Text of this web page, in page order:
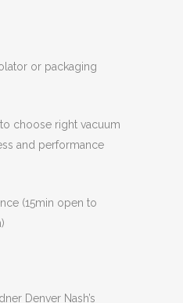
or packaging
choose right vacuum
and performance
(15min open to
Denver Nash’s